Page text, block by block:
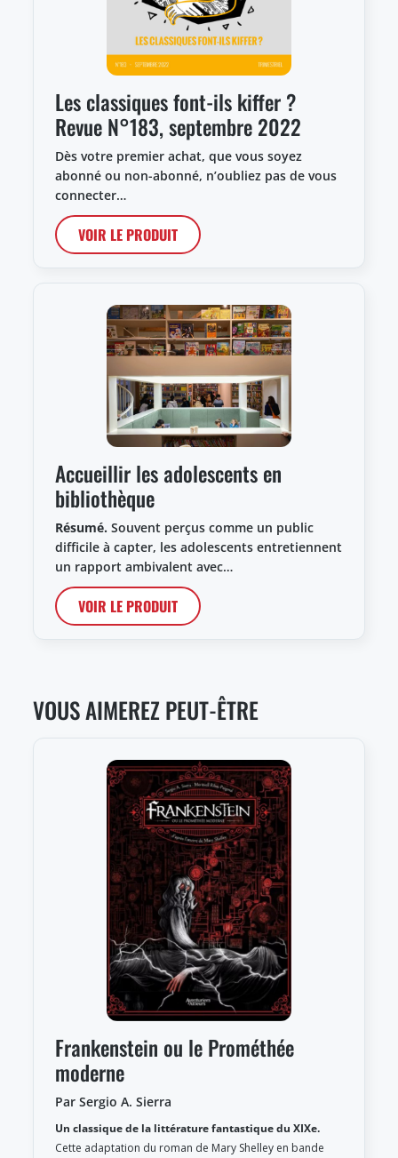
Les classiques font-ils kiffer ?
Revue N°183, septembre 2022
Dès votre premier achat, que vous soyez
abonné ou non-abonné, n’oubliez pas de vous
connecter…
VOIR LE PRODUIT
Accueillir les adolescents en
bibliothèque
Résumé. Souvent perçus comme un public
difficile à capter, les adolescents entretiennent
un rapport ambivalent avec…
VOIR LE PRODUIT
VOUS AIMEREZ PEUT-ÊTRE
Frankenstein ou le Prométhée
moderne
Par Sergio A. Sierra
Un classique de la littérature fantastique du XIXe.
Cette adaptation du roman de Mary Shelley en bande